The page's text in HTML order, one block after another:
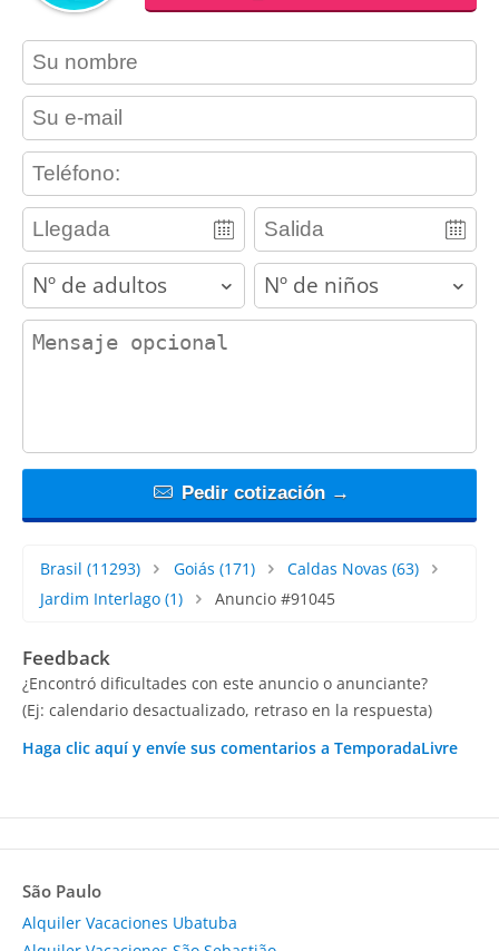
contact_name
contact_email
contact_phone
adults children
contact_message
Pedir cotización →
Brasil (11293) Goiás (171) Caldas Novas (63)
Jardim Interlago (1) Anuncio #91045
Feedback
¿Encontró dificultades con este anuncio o anunciante?
(Ej: calendario desactualizado, retraso en la respuesta)
Haga clic aquí y envíe sus comentarios a TemporadaLivre
São Paulo
Alquiler Vacaciones Ubatuba